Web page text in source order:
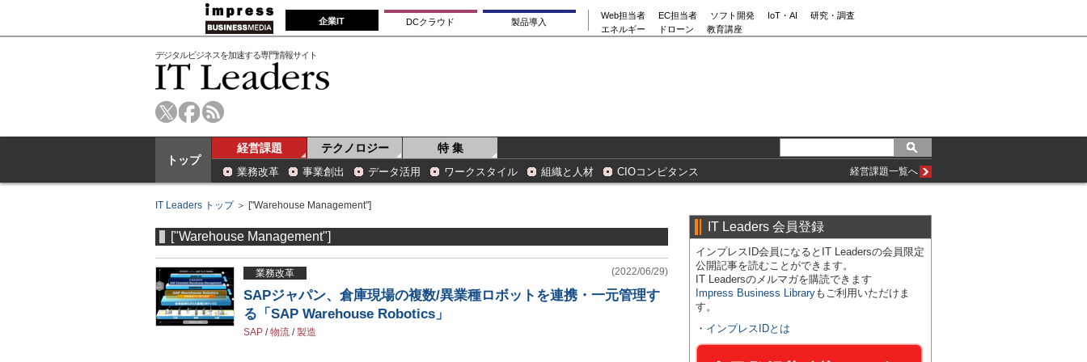
企業IT DCクラウド 製品導入
Web担当者 EC担当者 ソフト開発 IoT・AI
研究・調査
エネルギー
ドローン 教育講座
デジタルビジネスを加速する専門情報サイト
トップ
経営課題 テクノロジー 特 集
業務改革 事業創出 データ活用 ワークスタイル 組織と人材 CIOコンピタンス 経営課題一覧へ
IT Leaders トップ＞ ["Warehouse Management"]
["Warehouse Management"]
業務改革 (2022/06/29)
SAPジャパン、倉庫現場の複数/異業種ロボットを連携・一元管理す
る「SAP Warehouse Robotics」
SAP /物流 /製造
IT Leaders 会員登録
インプレスID会員になるとIT Leadersの会員限定
公開記事を読むことができます。
IT Leadersのメルマガを購読できます
Impress Business Libraryもご利用いただけま
す。
・ インプレスIDとは